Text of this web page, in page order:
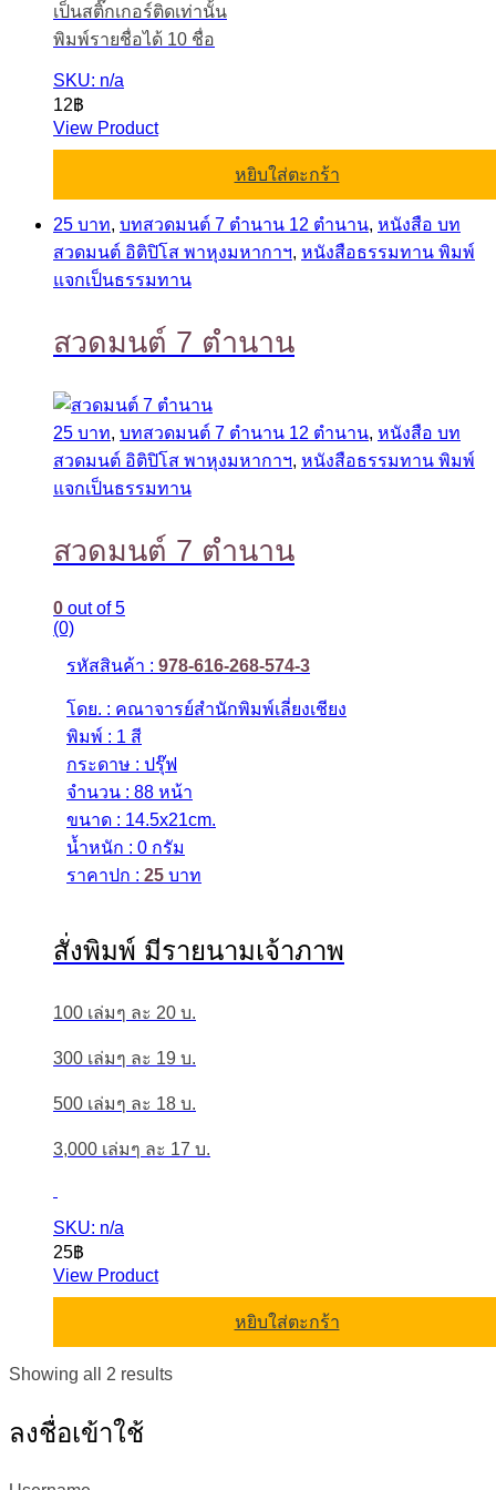
เป็นสติ๊กเกอร์ติดเท่านั้น
พิมพ์รายชื่อได้ 10 ชื่อ
SKU: n/a
12฿
View Product
หยิบใส่ตะกร้า
25 บาท, บทสวดมนต์ 7 ตำนาน 12 ตำนาน, หนังสือ บท
สวดมนต์ อิติปิโส พาหุงมหากาฯ, หนังสือธรรมทาน พิมพ์
แจกเป็นธรรมทาน
สวดมนต์ 7 ตำนาน
25 บาท, บทสวดมนต์ 7 ตำนาน 12 ตำนาน, หนังสือ บท
สวดมนต์ อิติปิโส พาหุงมหากาฯ, หนังสือธรรมทาน พิมพ์
แจกเป็นธรรมทาน
สวดมนต์ 7 ตำนาน
0 out of 5
(0)
รหัสสินค้า : 978-616-268-574-3
โดย. : คณาจารย์สำนักพิมพ์เลี่ยงเชียง
พิมพ์ : 1 สี
กระดาษ : ปรุ๊ฟ
จำนวน : 88 หน้า
ขนาด : 14.5x21cm.
น้ำหนัก : 0 กรัม
ราคาปก : 25 บาท
สั่งพิมพ์ มีรายนามเจ้าภาพ
100 เล่มๆ ละ 20 บ.
300 เล่มๆ ละ 19 บ.
500 เล่มๆ ละ 18 บ.
3,000 เล่มๆ ละ 17 บ.
SKU: n/a
25฿
View Product
หยิบใส่ตะกร้า
Showing all 2 resultsSorted
ลงชื่อเข้าใช้